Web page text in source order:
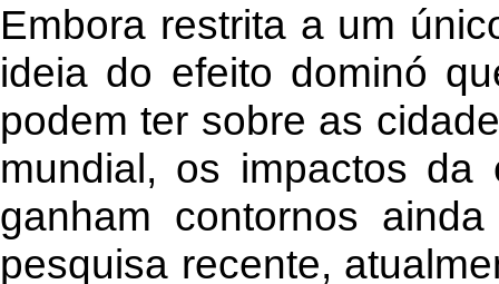
Embora restrita a um
ideia do efeito dominó
podem ter sobre as
mundial, os impactos
ganham contornos
pesquisa recente,